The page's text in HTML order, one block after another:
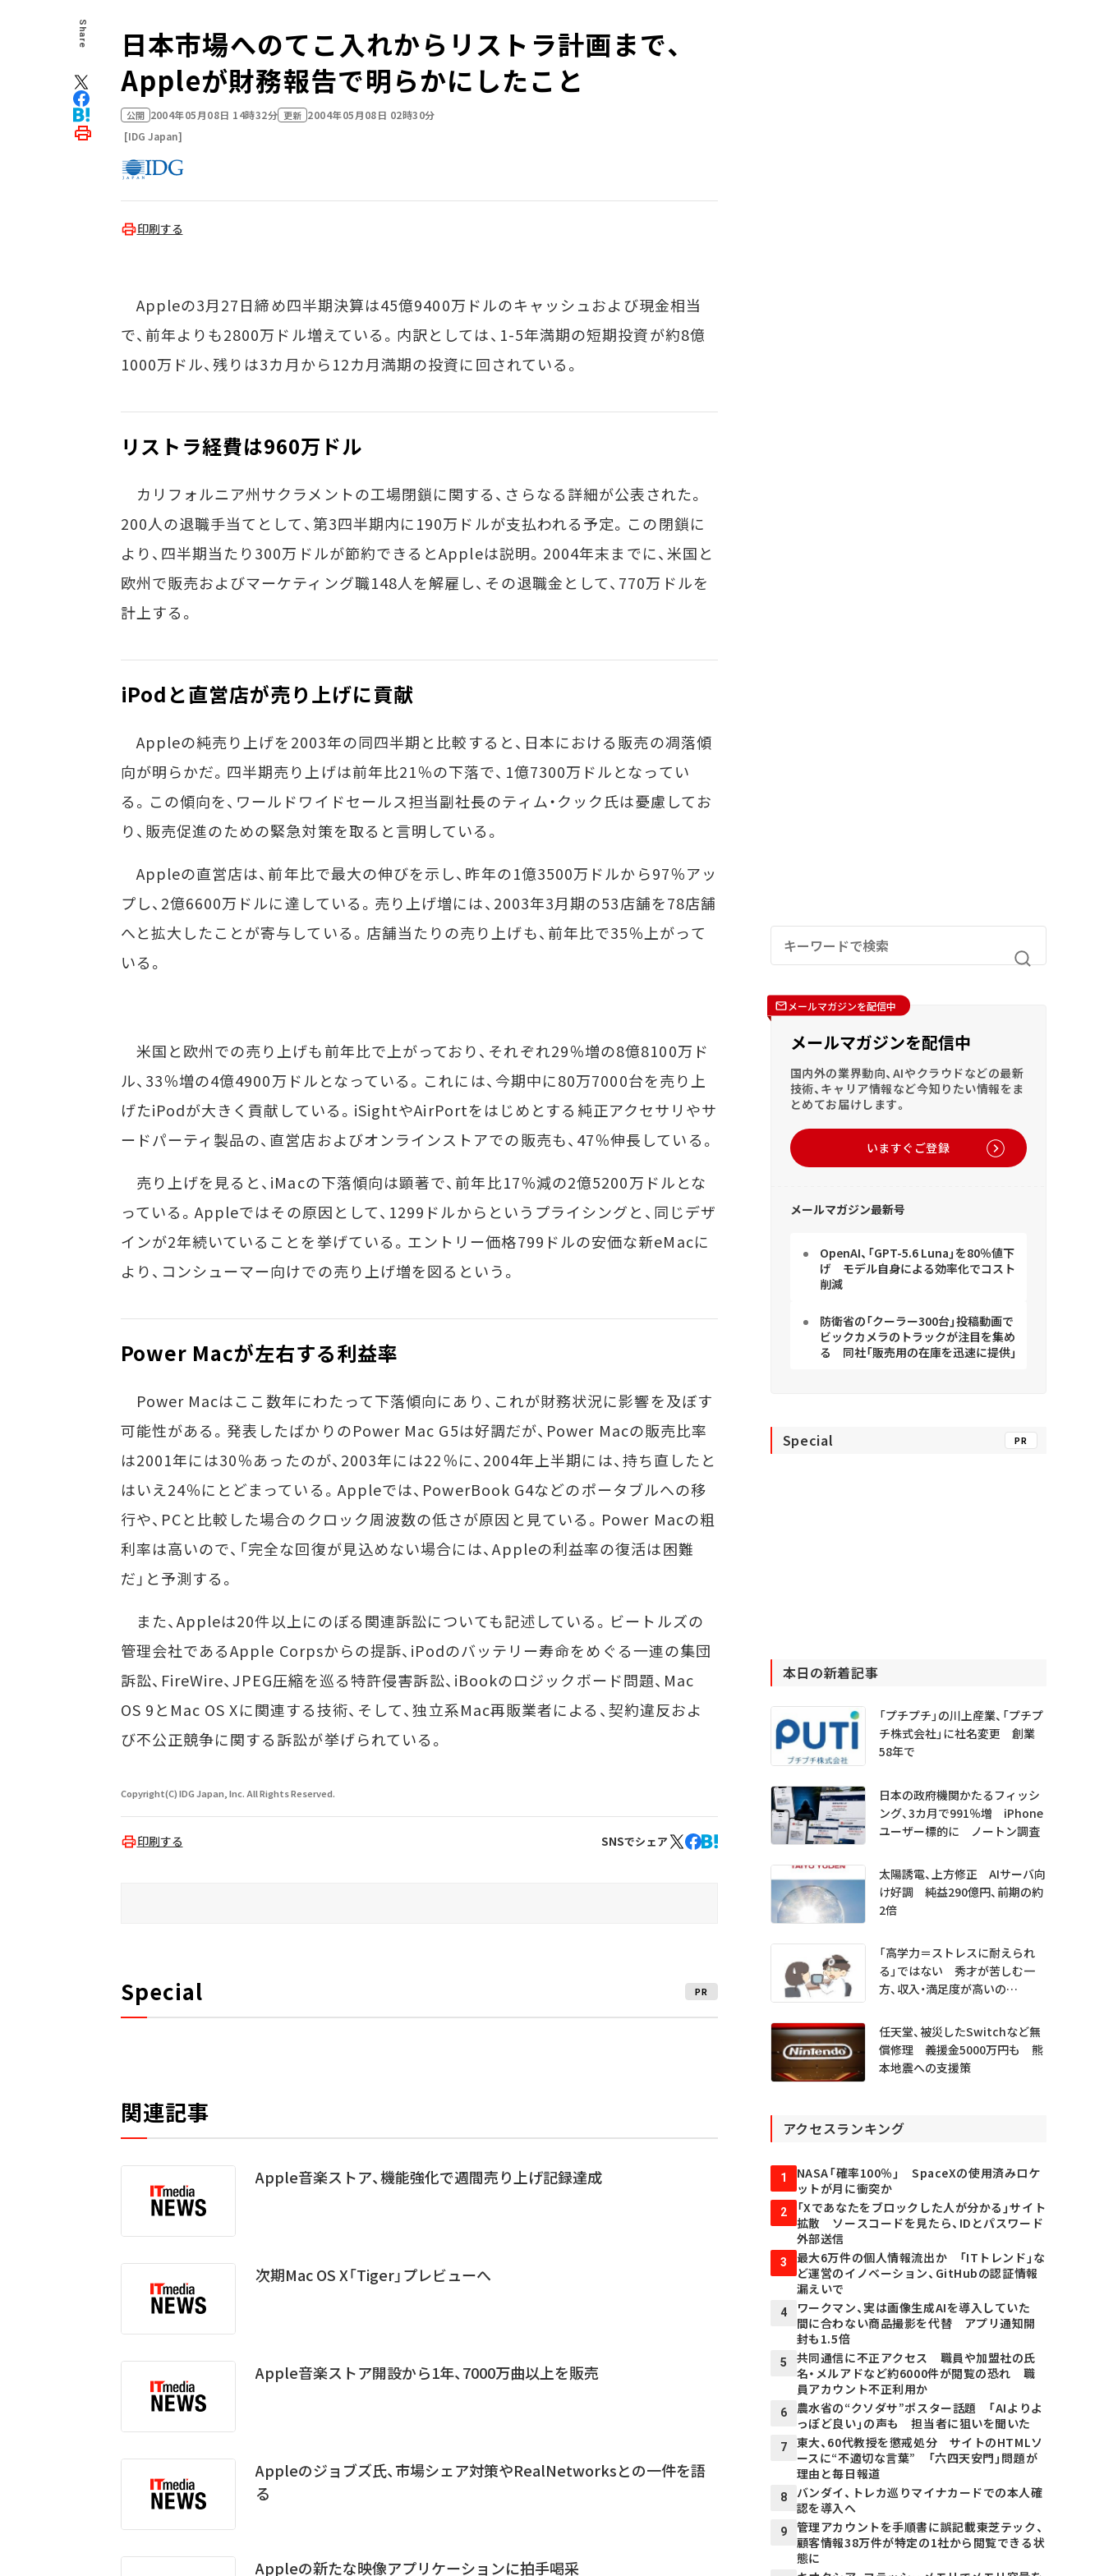
Share
日本市場へのてこ入れからリストラ計画まで、
Appleが財務報告で明らかにしたこと
公開 2004年05月08日 14時32分 更新 2004年05月08日 02時30分
[IDG Japan]
印刷する
Appleの3月27日締め四半期決算は45億9400万ドルのキャッシュおよび現金相当
で、前年よりも2800万ドル増えている。内訳としては、1-5年満期の短期投資が約8億
1000万ドル、残りは3カ月から12カ月満期の投資に回されている。
リストラ経費は960万ドル
カリフォルニア州サクラメントの工場閉鎖に関する、さらなる詳細が公表された。
200人の退職手当てとして、第3四半期内に190万ドルが支払われる予定。この閉鎖に
より、四半期当たり300万ドルが節約できるとAppleは説明。2004年末までに、米国と
欧州で販売およびマーケティング職148人を解雇し、その退職金として、770万ドルを
計上する。
iPodと直営店が売り上げに貢献
Appleの純売り上げを2003年の同四半期と比較すると、日本における販売の凋落傾
向が明らかだ。四半期売り上げは前年比21％の下落で、1億7300万ドルとなってい
る。この傾向を、ワールドワイドセールス担当副社長のティム・クック氏は憂慮してお
り、販売促進のための緊急対策を取ると言明している。
Appleの直営店は、前年比で最大の伸びを示し、昨年の1億3500万ドルから97％アッ
プし、2億6600万ドルに達している。売り上げ増には、2003年3月期の53店舗を78店舗
へと拡大したことが寄与している。店舗当たりの売り上げも、前年比で35％上がって
いる。
米国と欧州での売り上げも前年比で上がっており、それぞれ29％増の8億8100万ド
ル、33％増の4億4900万ドルとなっている。これには、今期中に80万7000台を売り上
げたiPodが大きく貢献している。iSightやAirPortをはじめとする純正アクセサリやサ
ードパーティ製品の、直営店およびオンラインストアでの販売も、47％伸長している。
売り上げを見ると、iMacの下落傾向は顕著で、前年比17％減の2億5200万ドルとな
っている。Appleではその原因として、1299ドルからというプライシングと、同じデザ
インが2年続いていることを挙げている。エントリー価格799ドルの安価な新eMacに
より、コンシューマー向けでの売り上げ増を図るという。
Power Macが左右する利益率
Power Macはここ数年にわたって下落傾向にあり、これが財務状況に影響を及ぼす
可能性がある。発表したばかりのPower Mac G5は好調だが、Power Macの販売比率
は2001年には30％あったのが、2003年には22％に、2004年上半期には、持ち直したと
はいえ24％にとどまっている。Appleでは、PowerBook G4などのポータブルへの移
行や、PCと比較した場合のクロック周波数の低さが原因と見ている。Power Macの粗
利率は高いので、「完全な回復が見込めない場合には、Appleの利益率の復活は困難
だ」と予測する。
また、Appleは20件以上にのぼる関連訴訟についても記述している。ビートルズの
管理会社であるApple Corpsからの提訴、iPodのバッテリー寿命をめぐる一連の集団
訴訟、FireWire、JPEG圧縮を巡る特許侵害訴訟、iBookのロジックボード問題、Mac
OS 9とMac OS Xに関連する技術、そして、独立系Mac再販業者による、契約違反およ
び不公正競争に関する訴訟が挙げられている。
Copyright(C) IDG Japan, Inc. All Rights Reserved.
印刷する SNSでシェア
Special PR
関連記事
Apple音楽ストア、機能強化で週間売り上げ記録達成
次期Mac OS X「Tiger」プレビューへ
Apple音楽ストア開設から1年、7000万曲以上を販売
Appleのジョブズ氏、市場シェア対策やRealNetworksとの一件を語
る
Appleの新たな映像アプリケーションに拍手喝采
メールマガジンを配信中
メールマガジンを配信中
国内外の業界動向、AIやクラウドなどの最新
技術、キャリア情報など今知りたい情報をま
とめてお届けします。
いますぐご登録
メールマガジン最新号
OpenAI、「GPT-5.6 Luna」を80％値下
げ モデル自身による効率化でコスト
削減
防衛省の「クーラー300台」投稿動画で
ビックカメラのトラックが注目を集め
る 同社「販売用の在庫を迅速に提供」
Special PR
本日の新着記事
「プチプチ」の川上産業、「プチプ
チ株式会社」に社名変更 創業
58年で
日本の政府機関かたるフィッシ
ング、3カ月で991％増 iPhone
ユーザー標的に ノートン調査
太陽誘電、上方修正 AIサーバ向
け好調 純益290億円、前期の約
2倍
「高学力＝ストレスに耐えられ
る」ではない 秀才が苦しむ一
方、収入・満足度が高いの
を分析
任天堂、被災したSwitchなど無
償修理 義援金5000万円も 熊
本地震への支援策
アクセスランキング
1
NASA「確率100％」 SpaceXの使用済みロケ
ットが月に衝突か
2
「Xであなたをブロックした人が分かる」サイト
拡散 ソースコードを見たら、IDとパスワード
外部送信
3
最大6万件の個人情報流出か 「ITトレンド」な
ど運営のイノベーション、GitHubの認証情報
漏えいで
4
ワークマン、実は画像生成AIを導入していた
間に合わない商品撮影を代替 アプリ通知開
封も1.5倍
5
共同通信に不正アクセス 職員や加盟社の氏
名・メルアドなど約6000件が閲覧の恐れ 職
員アカウント不正利用か
6
農水省の“クソダサ”ポスター話題 「AIよりよ
っぽど良い」の声も 担当者に狙いを聞いた
7
東大、60代教授を懲戒処分 サイトのHTMLソ
ースに“不適切な言葉” 「六四天安門」問題が
理由と毎日報道
8
バンダイ、トレカ巡りマイナカードでの本人確
認を導入へ
9
管理アカウントを手順書に誤記載――東芝テック、
顧客情報38万件が特定の1社から閲覧できる状
態に